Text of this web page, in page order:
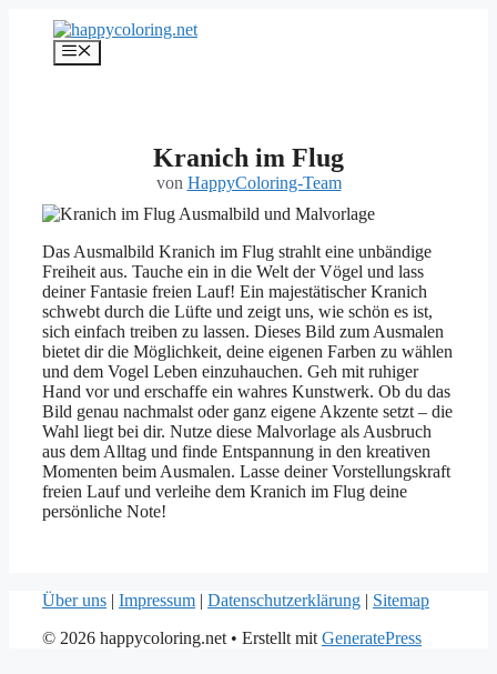
springen
Menü
Kranich im Flug
von HappyColoring-Team
Das Ausmalbild Kranich im Flug strahlt eine unbändige
Freiheit aus. Tauche ein in die Welt der Vögel und lass
deiner Fantasie freien Lauf! Ein majestätischer Kranich
schwebt durch die Lüfte und zeigt uns, wie schön es ist,
sich einfach treiben zu lassen. Dieses Bild zum Ausmalen
bietet dir die Möglichkeit, deine eigenen Farben zu wählen
und dem Vogel Leben einzuhauchen. Geh mit ruhiger
Hand vor und erschaffe ein wahres Kunstwerk. Ob du das
Bild genau nachmalst oder ganz eigene Akzente setzt – die
Wahl liegt bei dir. Nutze diese Malvorlage als Ausbruch
aus dem Alltag und finde Entspannung in den kreativen
Momenten beim Ausmalen. Lasse deiner Vorstellungskraft
freien Lauf und verleihe dem Kranich im Flug deine
persönliche Note!
Über uns | Impressum | Datenschutzerklärung | Sitemap
© 2026 happycoloring.net • Erstellt mit GeneratePress